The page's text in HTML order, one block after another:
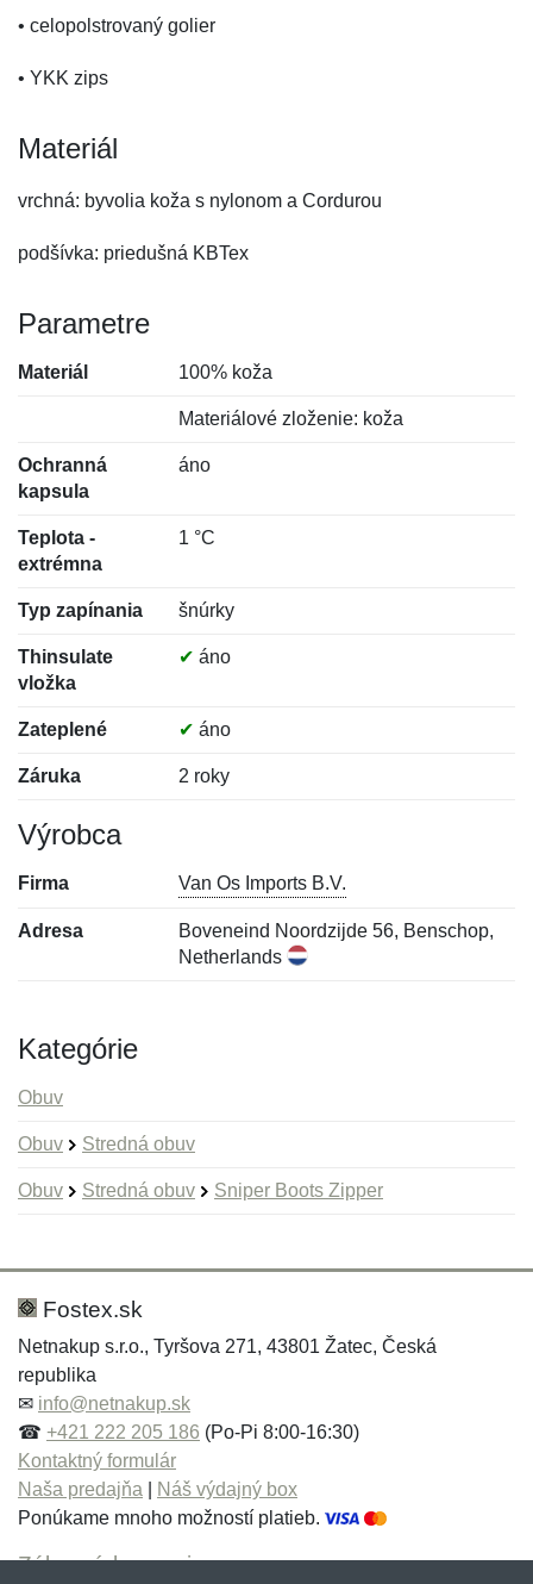
• celopolstrovaný golier
• YKK zips
Materiál
vrchná: byvolia koža s nylonom a Cordurou
podšívka: priedušná KBTex
Parametre
Materiál 100% koža
Materiálové zloženie: koža
Ochranná
kapsula
áno
Teplota -
extrémna
1 °C
Typ zapínania šnúrky
Thinsulate
vložka
✔ áno
Zateplené ✔ áno
Záruka 2 roky
Výrobca
Firma Van Os Imports B.V.
Adresa
Boveneind Noordzijde 56, Benschop,
Netherlands
Kategórie
Obuv
Obuv Stredná obuv
Obuv Stredná obuv Sniper Boots Zipper
Hodnotenie:
Meno:*
E-mail:
Meno:
E-mail:*
Správa*
Fostex.sk
Netnakup s.r.o., Tyršova 271, 43801 Žatec, Česká
republika
✉ info@netnakup.sk
☎ +421 222 205 186 (Po-Pi 8:00-16:30)
Kontaktný formulár
Naša predajňa
Náš výdajný box
Ponúkame mnoho možností platieb.
Zákaznícky servis